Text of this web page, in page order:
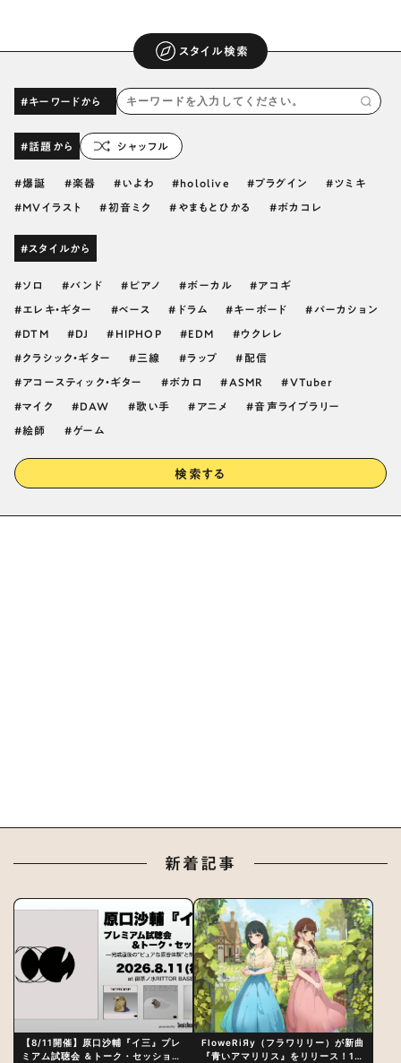
スタイル検索
#キーワードから
#話題から シャッフル
爆誕 楽器 いよわ hololive プラグイン ツミキ
MVイラスト 初音ミク やまもとひかる ボカコレ
#スタイルから
ソロ バンド ピアノ ボーカル アコギ
エレキ・ギター ベース ドラム キーボード パーカション
DTM DJ HIPHOP EDM ウクレレ
クラシック・ギター 三線 ラップ 配信
アコースティック・ギター ボカロ ASMR VTuber
マイク DAW 歌い手 アニメ 音声ライブラリー
絵師 ゲーム
検索する
新着記事
【8/11開催】原口沙輔『イ三』プレ
ミアム試聴会 ＆トーク・セッション
FloweRiЯy（フラワリリー）が新曲
『青いアマリリス』をリリース！1st